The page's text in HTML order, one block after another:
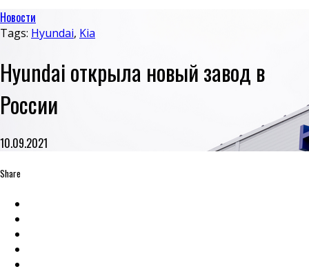
Новости
Tags: Hyundai, Kia
Hyundai открыла новый завод в
России
10.09.2021
Share